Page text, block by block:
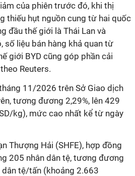
của phiên trước đó, khi thị
thiếu hụt nguồn cung từ hai quốc
đầu thế giới là Thái Lan và
số liệu bán hàng khả quan từ
giới BYD cũng góp phần cải
Reuters.
11/2026 trên Sở Giao dịch
tương đương 2,29%, lên 429
kg), mức cao nhất kể từ ngày
Thượng Hải (SHFE), hợp đồng
205 nhân dân tệ, tương đương
dân tệ/tấn (khoảng 2.663